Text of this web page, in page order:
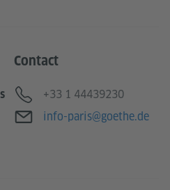
Contact
Téléphone
+33 1 44439230
Adresse e-mail
info-paris@goethe.de